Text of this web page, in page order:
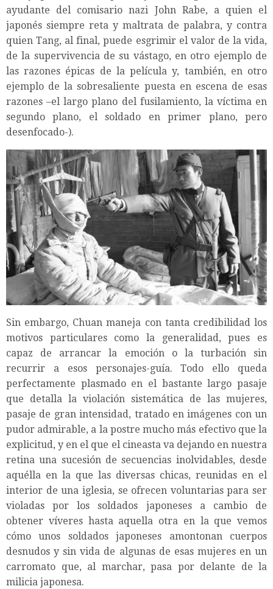
ayudante del comisario nazi John Rabe, a quien el
japonés siempre reta y maltrata de palabra, y contra
quien Tang, al final, puede esgrimir el valor de la vida,
de la supervivencia de su vástago, en otro ejemplo de
las razones épicas de la película y, también, en otro
ejemplo de la sobresaliente puesta en escena de esas
razones –el largo plano del fusilamiento, la víctima en
segundo plano, el soldado en primer plano, pero
desenfocado-).
Sin embargo, Chuan maneja con tanta credibilidad los
motivos particulares como la generalidad, pues es
capaz de arrancar la emoción o la turbación sin
recurrir a esos personajes-guía. Todo ello queda
perfectamente plasmado en el bastante largo pasaje
que detalla la violación sistemática de las mujeres,
pasaje de gran intensidad, tratado en imágenes con un
pudor admirable, a la postre mucho más efectivo que la
explicitud, y en el que el cineasta va dejando en nuestra
retina una sucesión de secuencias inolvidables, desde
aquélla en la que las diversas chicas, reunidas en el
interior de una iglesia, se ofrecen voluntarias para ser
violadas por los soldados japoneses a cambio de
obtener víveres hasta aquella otra en la que vemos
cómo unos soldados japoneses amontonan cuerpos
desnudos y sin vida de algunas de esas mujeres en un
carromato que, al marchar, pasa por delante de la
milicia japonesa.